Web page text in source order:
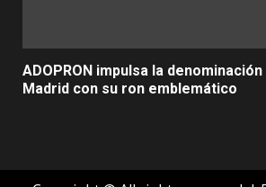
ADOPRON impulsa la
Madrid con su ron emblemático